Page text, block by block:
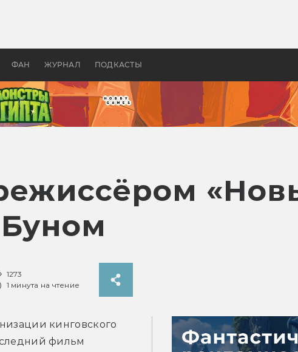
ФАН ЖУРНАЛ ПОДКАСТЫ
бы «Властелина колец»
Парне из пекла
1273
1 минута на чтение
кинговского
фильм